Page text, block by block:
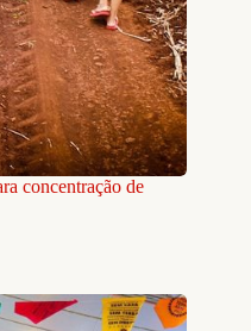
concentração de